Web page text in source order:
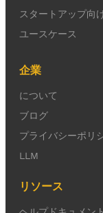
スタートアップ向
ユースケース
企業
について
ブログ
プライバシーポリ
LLM
リソース